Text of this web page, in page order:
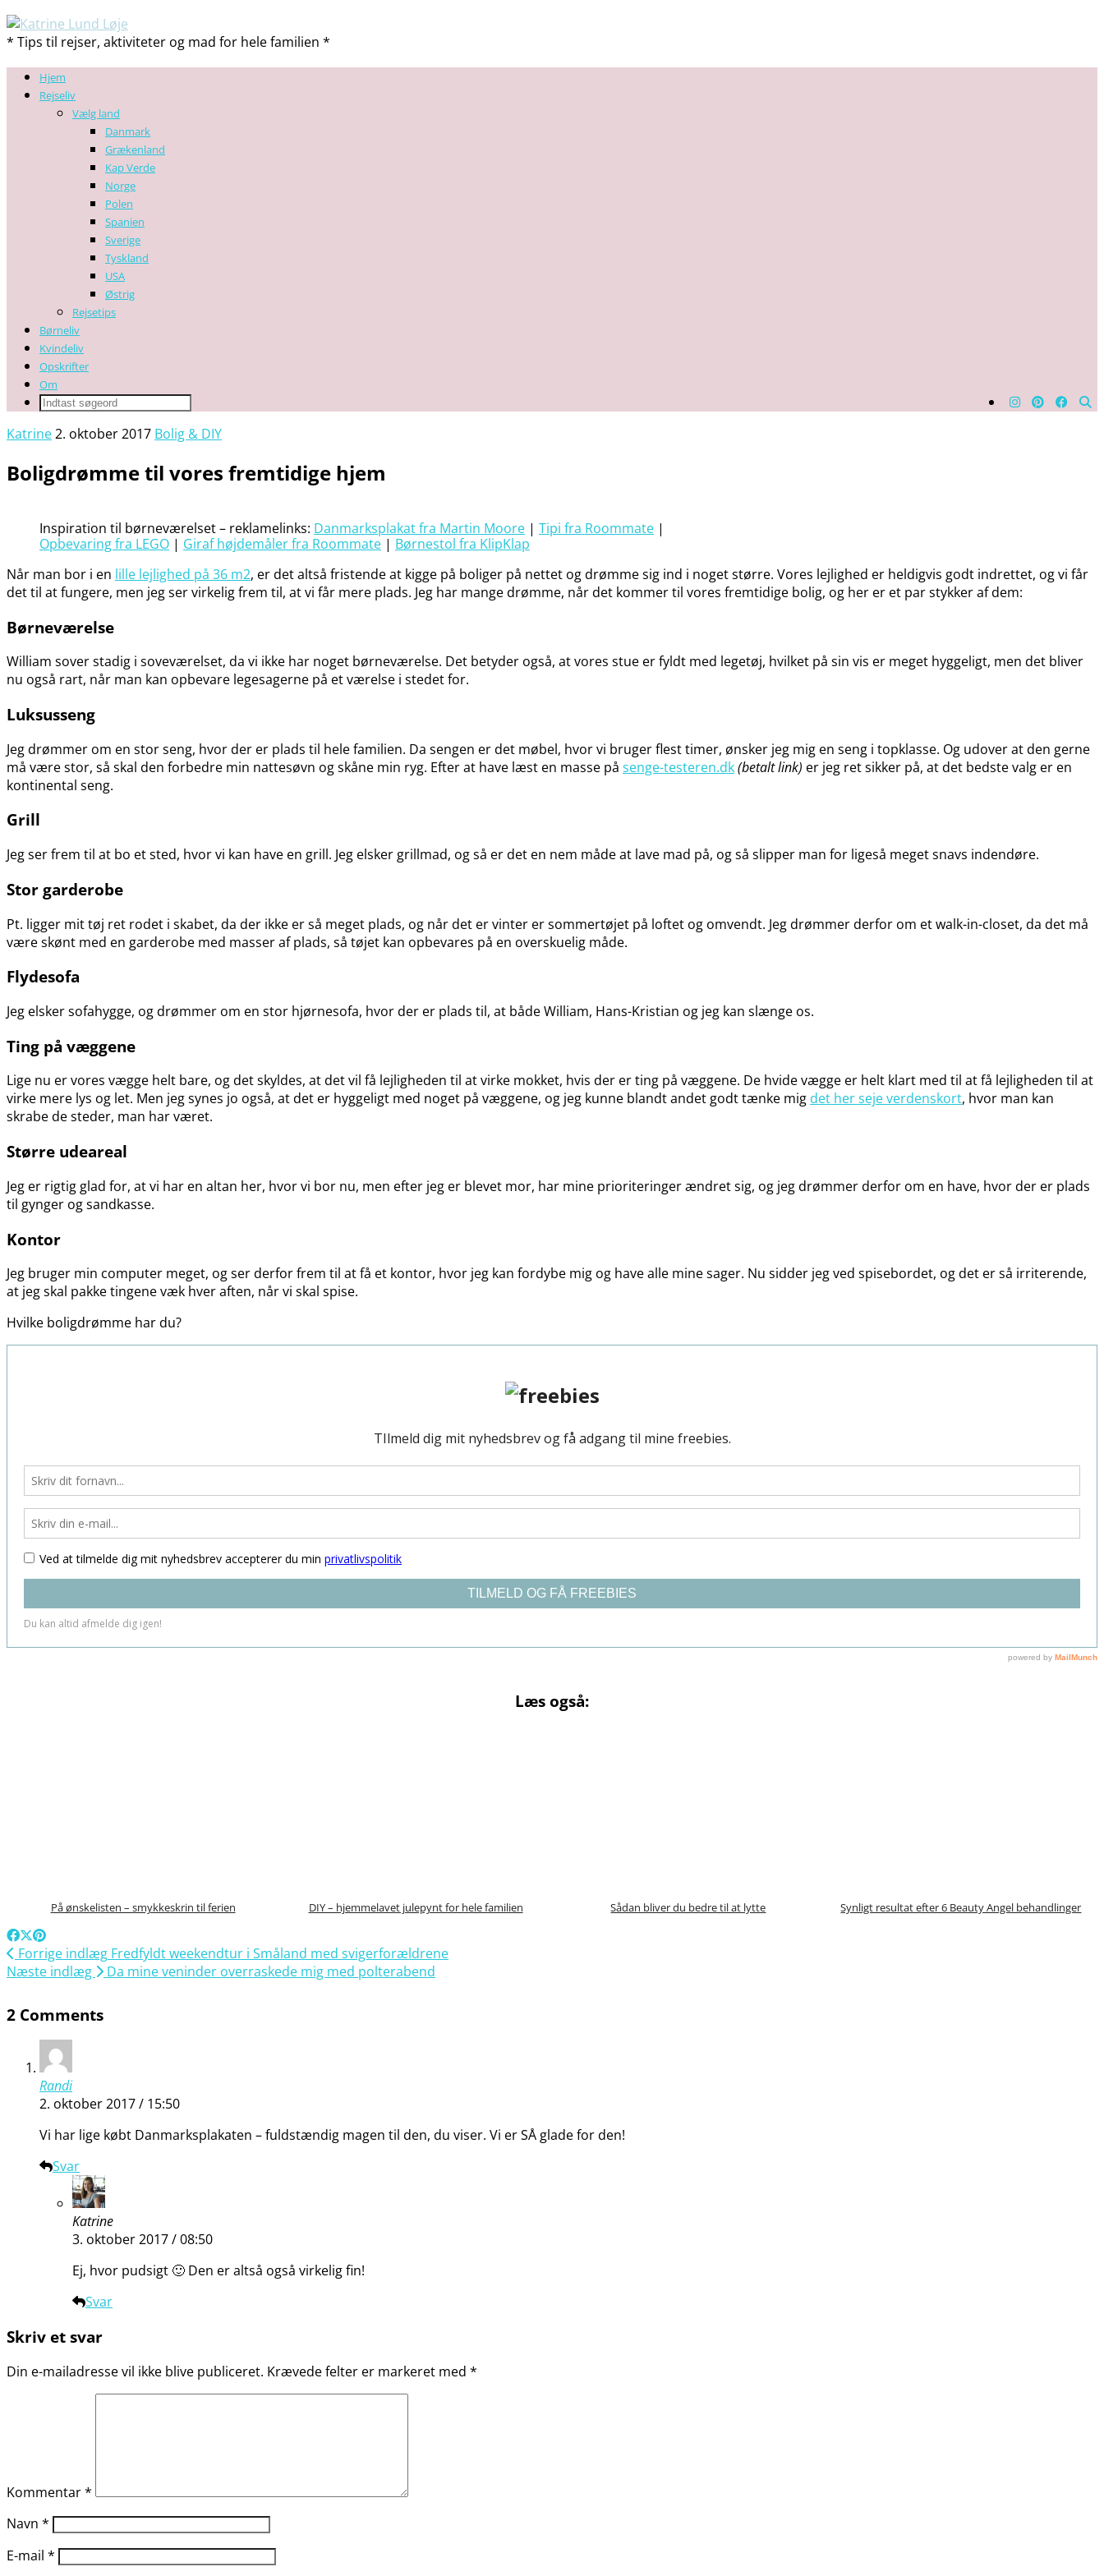
* Tips til rejser, aktiviteter og mad for hele familien *
Hjem
Rejseliv
Vælg land
Danmark
Grækenland
Kap Verde
Norge
Polen
Spanien
Sverige
Tyskland
USA
Østrig
Rejsetips
Børneliv
Kvindeliv
Opskrifter
Om
Katrine2. oktober 2017 Bolig & DIY
Boligdrømme til vores fremtidige hjem
Inspiration til børneværelset – reklamelinks: Danmarksplakat fra Martin Moore | Tipi fra Roommate |
Opbevaring fra LEGO | Giraf højdemåler fra Roommate | Børnestol fra KlipKlap
Når man bor i en lille lejlighed på 36 m2, er det altså fristende at kigge på boliger på nettet og drømme sig ind i noget større. Vores lejlighed er heldigvis godt indrettet, og vi får
det til at fungere, men jeg ser virkelig frem til, at vi får mere plads. Jeg har mange drømme, når det kommer til vores fremtidige bolig, og her er et par stykker af dem:
Børneværelse
William sover stadig i soveværelset, da vi ikke har noget børneværelse. Det betyder også, at vores stue er fyldt med legetøj, hvilket på sin vis er meget hyggeligt, men det bliver
nu også rart, når man kan opbevare legesagerne på et værelse i stedet for.
Luksusseng
Jeg drømmer om en stor seng, hvor der er plads til hele familien. Da sengen er det møbel, hvor vi bruger flest timer, ønsker jeg mig en seng i topklasse. Og udover at den gerne
må være stor, så skal den forbedre min nattesøvn og skåne min ryg. Efter at have læst en masse på senge-testeren.dk(betalt link) er jeg ret sikker på, at det bedste valg er en
kontinental seng.
Grill
Jeg ser frem til at bo et sted, hvor vi kan have en grill. Jeg elsker grillmad, og så er det en nem måde at lave mad på, og så slipper man for ligeså meget snavs indendøre.
Stor garderobe
Pt. ligger mit tøj ret rodet i skabet, da der ikke er så meget plads, og når det er vinter er sommertøjet på loftet og omvendt. Jeg drømmer derfor om et walk-in-closet, da det må
være skønt med en garderobe med masser af plads, så tøjet kan opbevares på en overskuelig måde.
Flydesofa
Jeg elsker sofahygge, og drømmer om en stor hjørnesofa, hvor der er plads til, at både William, Hans-Kristian og jeg kan slænge os.
Ting på væggene
Lige nu er vores vægge helt bare, og det skyldes, at det vil få lejligheden til at virke mokket, hvis der er ting på væggene. De hvide vægge er helt klart med til at få lejligheden til at
virke mere lys og let. Men jeg synes jo også, at det er hyggeligt med noget på væggene, og jeg kunne blandt andet godt tænke mig det her seje verdenskort, hvor man kan
skrabe de steder, man har været.
Større udeareal
Jeg er rigtig glad for, at vi har en altan her, hvor vi bor nu, men efter jeg er blevet mor, har mine prioriteringer ændret sig, og jeg drømmer derfor om en have, hvor der er plads
til gynger og sandkasse.
Kontor
Jeg bruger min computer meget, og ser derfor frem til at få et kontor, hvor jeg kan fordybe mig og have alle mine sager. Nu sidder jeg ved spisebordet, og det er så irriterende,
at jeg skal pakke tingene væk hver aften, når vi skal spise.
Hvilke boligdrømme har du?
Læs også:
På ønskelisten – smykkeskrin til ferien DIY – hjemmelavet julepynt for hele familien Sådan bliver du bedre til at lytte Synligt resultat efter 6 Beauty Angel behandlinger
Forrige indlæg Fredfyldt weekendtur i Småland med svigerforældrene
Næste indlæg
Da mine veninder overraskede mig med polterabend
2 Comments
Randi
2. oktober 2017 / 15:50
Vi har lige købt Danmarksplakaten – fuldstændig magen til den, du viser. Vi er SÅ glade for den!
Svar
Katrine
3. oktober 2017 / 08:50
Ej, hvor pudsigt 🙂 Den er altså også virkelig fin!
Svar
Skriv et svar
Din e-mailadresse vil ikke blive publiceret. Krævede felter er markeret med *
Kommentar*
Navn *
E-mail *